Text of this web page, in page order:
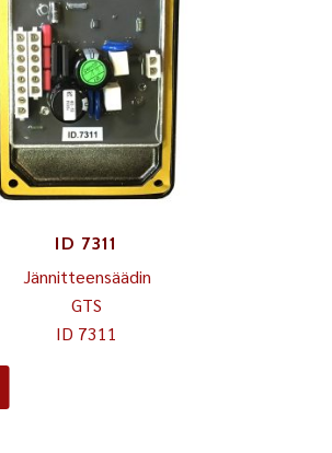
ID 7311
Jännitteensäädin
GTS
ID 7311